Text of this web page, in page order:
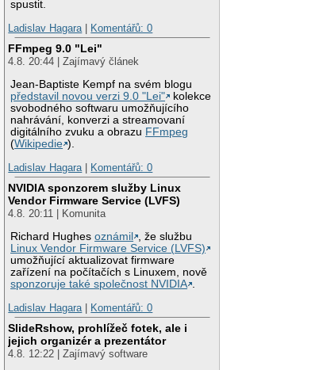
spustit.
Ladislav Hagara
Komentářů: 0
FFmpeg 9.0 "Lei"
4.8. 20:44 | Zajímavý článek
Jean-Baptiste Kempf na svém blogu
představil novou verzi 9.0 "Lei"
kolekce
svobodného softwaru umožňujícího
nahrávání, konverzi a streamovaní
digitálního zvuku a obrazu FFmpeg
(Wikipedie ).
Ladislav Hagara
Komentářů: 0
NVIDIA sponzorem služby Linux
Vendor Firmware Service (LVFS)
4.8. 20:11 | Komunita
Richard Hughesoznámil
, že službu
Linux Vendor Firmware Service (LVFS)
umožňující aktualizovat firmware
zařízení na počítačích s Linuxem, nově
sponzoruje také společnost NVIDIA .
Ladislav Hagara | Komentářů: 0
SlideRshow, prohlížeč fotek, ale i
jejich organizér a prezentátor
4.8. 12:22 | Zajímavý software